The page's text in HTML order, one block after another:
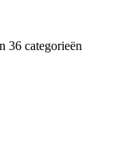
36 categorieën